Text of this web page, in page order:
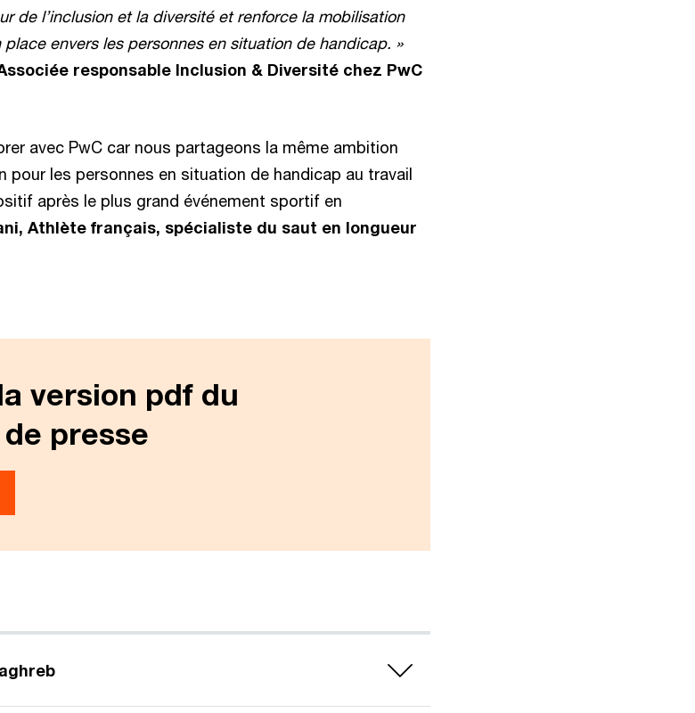
de l’inclusion et la diversité et renforce la mobilisation
envers les personnes en situation de handicap. »
responsable Inclusion & Diversité chez PwC
avec PwC car nous partageons la même ambition
les personnes en situation de handicap au travail
après le plus grand événement sportif en
Athlète français, spécialiste du saut en longueur
version pdf du
presse